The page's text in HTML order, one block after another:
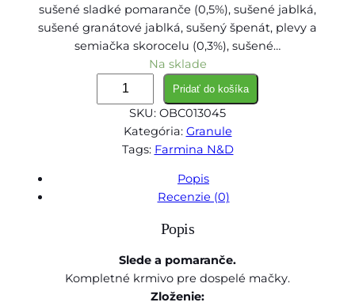
sušené sladké pomaranče (0,5%), sušené jablká,
sušené granátové jablká, sušený špenát, plevy a
semiačka skorocelu (0,3%), sušené…
Na sklade
n
m
Pridať do košíka
SKU: OBC013045
Kategória: Granule
Tags: Farmina N&D
Popis
Recenzie (0)
Popis
Slede a pomaranče.
Kompletné krmivo pre dospelé mačky.
Zloženie: